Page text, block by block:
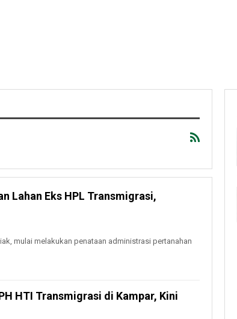
Lahan Eks HPL Transmigrasi,
mulai melakukan penataan administrasi pertanahan
HTI Transmigrasi di Kampar, Kini